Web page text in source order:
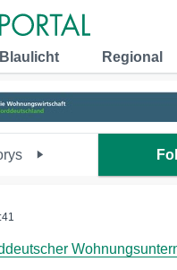
Blaulicht Regional